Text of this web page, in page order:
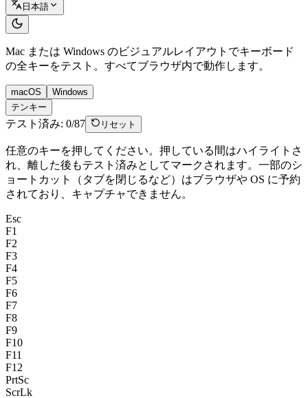
日本語
Mac または Windows のビジュアルレイアウトでキーボード
の全キーをテスト。すべてブラウザ内で動作します。
macOS
Windows
テンキー
テスト済み: 0/87 リセット
任意のキーを押してください。押している間はハイライトさ
れ、離した後もテスト済みとしてマークされます。一部のシ
ョートカット（タブを閉じるなど）はブラウザや OS に予約
されており、キャプチャできません。
Esc
F1
F2
F3
F4
F5
F6
F7
F8
F9
F10
F11
F12
PrtSc
ScrLk